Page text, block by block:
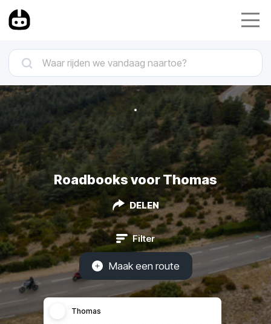
Roadbooks voor Thomas
DELEN
Filter
Maak een route
Thomas